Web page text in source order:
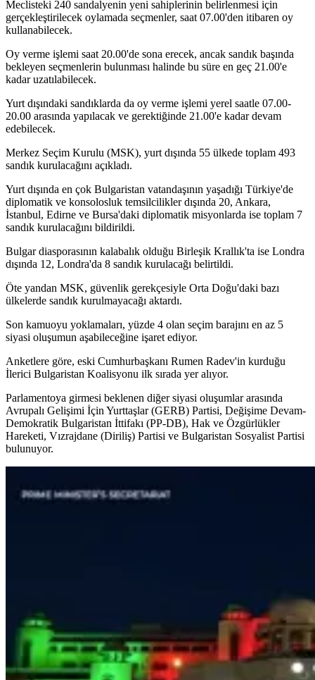
Meclisteki 240 sandalyenin yeni sahiplerinin belirlenmesi için
gerçekleştirilecek oylamada seçmenler, saat 07.00'den itibaren oy
kullanabilecek.
Oy verme işlemi saat 20.00'de sona erecek, ancak sandık başında
bekleyen seçmenlerin bulunması halinde bu süre en geç 21.00'e
kadar uzatılabilecek.
Yurt dışındaki sandıklarda da oy verme işlemi yerel saatle 07.00-
20.00 arasında yapılacak ve gerektiğinde 21.00'e kadar devam
edebilecek.
Merkez Seçim Kurulu (MSK), yurt dışında 55 ülkede toplam 493
sandık kurulacağını açıkladı.
Yurt dışında en çok Bulgaristan vatandaşının yaşadığı Türkiye'de
diplomatik ve konsolosluk temsilcilikler dışında 20, Ankara,
İstanbul, Edirne ve Bursa'daki diplomatik misyonlarda ise toplam 7
sandık kurulacağını bildirildi.
Bulgar diasporasının kalabalık olduğu Birleşik Krallık'ta ise Londra
dışında 12, Londra'da 8 sandık kurulacağı belirtildi.
Öte yandan MSK, güvenlik gerekçesiyle Orta Doğu'daki bazı
ülkelerde sandık kurulmayacağı aktardı.
Son kamuoyu yoklamaları, yüzde 4 olan seçim barajını en az 5
siyasi oluşumun aşabileceğine işaret ediyor.
Anketlere göre, eski Cumhurbaşkanı Rumen Radev'in kurduğu
İlerici Bulgaristan Koalisyonu ilk sırada yer alıyor.
Parlamentoya girmesi beklenen diğer siyasi oluşumlar arasında
Avrupalı Gelişimi İçin Yurttaşlar (GERB) Partisi, Değişime Devam-
Demokratik Bulgaristan İttifakı (PP-DB), Hak ve Özgürlükler
Hareketi, Vızrajdane (Diriliş) Partisi ve Bulgaristan Sosyalist Partisi
bulunuyor.